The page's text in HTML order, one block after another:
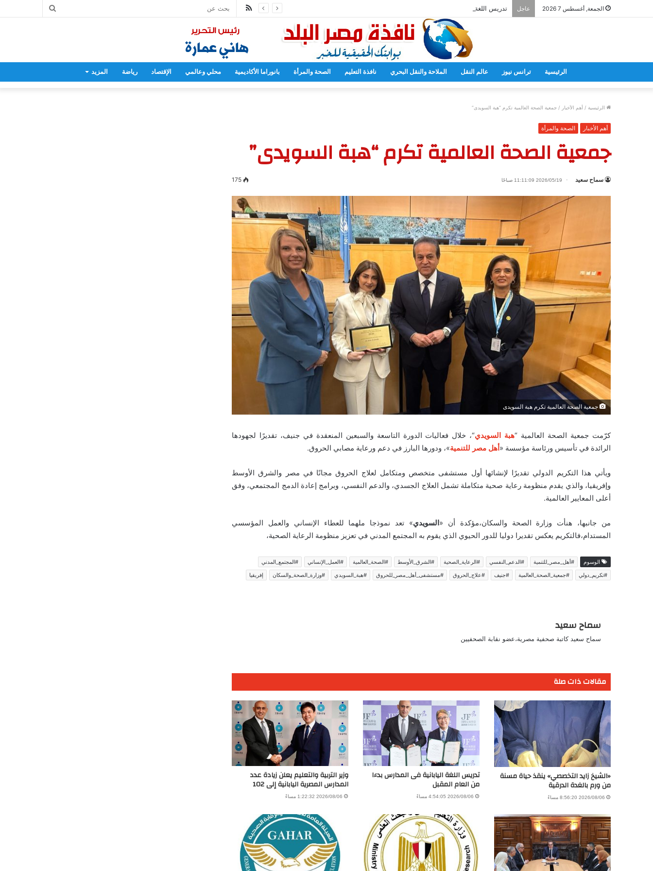
الجمعة, أغسطس 7 2026 عاجل تدريس اللغة اليابانية فى المدارس بدءا من العام المقبل
بحث
ملخص
الموقع
RSS
الرئيسية ترانس نيوز عالم النقل الملاحة والنقل البحري نافذة التعليم الصحة والمرأة بانوراما الأكاديمية محلي وعالمي الإقتصاد رياضة المزيد
الرئيسية / أهم الأخبار / جمعية الصحة العالمية تكرم “هبة السويدى”
أهم الأخبار الصحة والمرأة
جمعية الصحة العالمية تكرم “هبة السويدى”
سماح سعيد 2026/05/19 11:11:09 صباحًا 175
جمعية الصحة العالمية تكرم هبة السويدى
كرّمت جمعية الصحة العالمية “هبة السويدي“، خلال فعاليات الدورة التاسعة والسبعين المنعقدة في جنيف، تقديرًا لجهودها
الرائدة في تأسيس ورئاسة مؤسسة «أهل مصر للتنمية»، ودورها البارز في دعم ورعاية مصابي الحروق.
ويأتي هذا التكريم الدولي تقديرًا لإنشائها أول مستشفى متخصص ومتكامل لعلاج الحروق مجانًا في مصر والشرق الأوسط
وإفريقيا، والذي يقدم منظومة رعاية صحية متكاملة تشمل العلاج الجسدي، والدعم النفسي، وبرامج إعادة الدمج المجتمعي، وفق
أعلى المعايير العالمية.
من جانبها، هنأت وزارة الصحة والسكان،مؤكدة أن «السويدي» تعد نموذجا ملهما للعطاء الإنساني والعمل المؤسسي
المستدام،فالتكريم يعكس تقديرا دوليا للدور الحيوي الذي يقوم به المجتمع المدني في تعزيز منظومة الرعاية الصحية،
الوسوم #أهل_مصر_للتنمية #الدعم_النفسي #الرعاية_الصحية #الشرق_الأوسط #الصحة_العالمية #العمل_الإنساني
#المجتمع_المدني
#تكريم_دولي
#جمعية_الصحة_العالمية #جنيف #علاج_الحروق #مستشفى_أهل_مصر_للحروق #هبة_السويدي #وزارة_الصحة_والسكان إفريقيا
سماح سعيد
سماح سعيد كاتبة صحفية مصرية،عضو نقابة الصحفيين
مقالات ذات صلة
«الشيخ زايد التخصصي» ينقذ حياة مسنة
من ورم بالغدة الدرقية
2026/08/06 8:56:20 مساءً
تدريس اللغة اليابانية فى المدارس بدءا
من العام المقبل
2026/08/06 4:54:05 مساءً
وزير التربية والتعليم يعلن زيادة عدد
المدارس المصرية اليابانية إلى 102
2026/08/06 1:22:32 مساءً